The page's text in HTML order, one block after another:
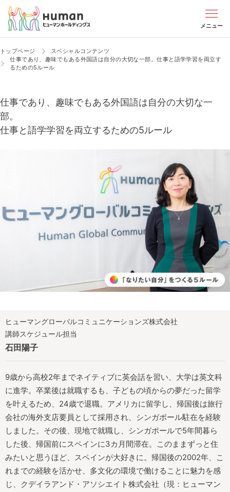
メニュー
トップページ
スペシャルコンテンツ
仕事であり、趣味でもある外国語は自分の大切な一部。仕事と語学学習を両立す
るための5ルール
仕事であり、趣味でもある外国語は自分の大切な一
部。
仕事と語学学習を両立するための5ルール
ヒューマングローバルコミュニケーションズ株式会社
講師スケジュール担当
石田陽子
9歳から高校2年までネイティブに英会話を習い、大学は英文科
に進学。卒業後は就職するも、子どもの頃からの夢だった留学
を叶えるため、24歳で退職。アメリカに留学し、帰国後は旅行
会社の海外支店要員として採用され、シンガポール駐在を経験
しました。その後、現地で就職し、シンガポールで5年間暮ら
した後、帰国前にスペインに3カ月間滞在。このままずっと住
みたいと思うほど、スペインが大好きに。帰国後の2002年、こ
れまでの経験を活かせ、多文化の環境で働けることに魅力を感
じ、クデイラアンド・アソシエイト株式会社（現：ヒューマン